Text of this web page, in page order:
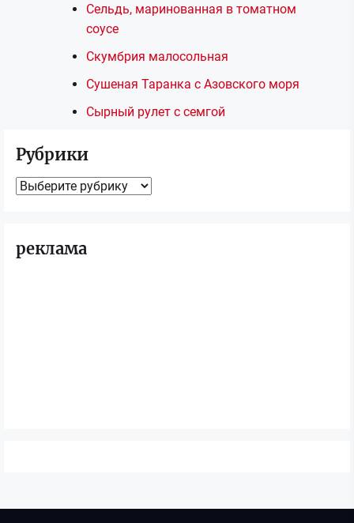
Сельдь, маринованная в томатном
соусе
Скумбрия малосольная
Сушеная Таранка с Азовского моря
Сырный рулет с семгой
Рубрики
Рубрики
реклама